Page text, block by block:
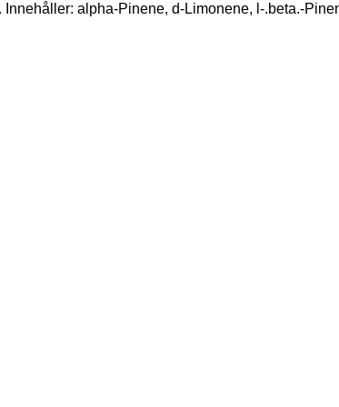
Innehåller: alpha-Pinene, d-Limonene, l-.beta.-